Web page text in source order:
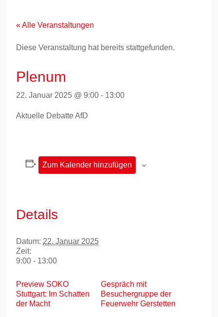
springen« Alle Veranstaltungen
Diese Veranstaltung hat bereits stattgefunden.
Plenum
22. Januar 2025 @ 9:00 - 13:00
Aktuelle Debatte AfD
Zum Kalender hinzufügen
Details
Datum: 22. Januar 2025
Zeit:
9:00 - 13:00
Preview SOKO
Stuttgart: Im Schatten
der Macht
Gespräch mit
Besuchergruppe der
Feuerwehr Gerstetten